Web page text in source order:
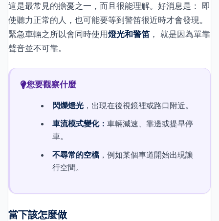
這是最常見的擔憂之一，而且很能理解。好消息是： 即
使聽力正常的人，也可能要等到警笛很近時才會發現。
緊急車輛之所以會同時使用燈光和警笛 ， 就是因為單靠
聲音並不可靠。
您要觀察什麼
閃爍燈光，出現在後視鏡裡或路口附近。
車流模式變化： 車輛減速、靠邊或提早停
車。
不尋常的空檔，例如某個車道開始出現讓
行空間。
當下該怎麼做